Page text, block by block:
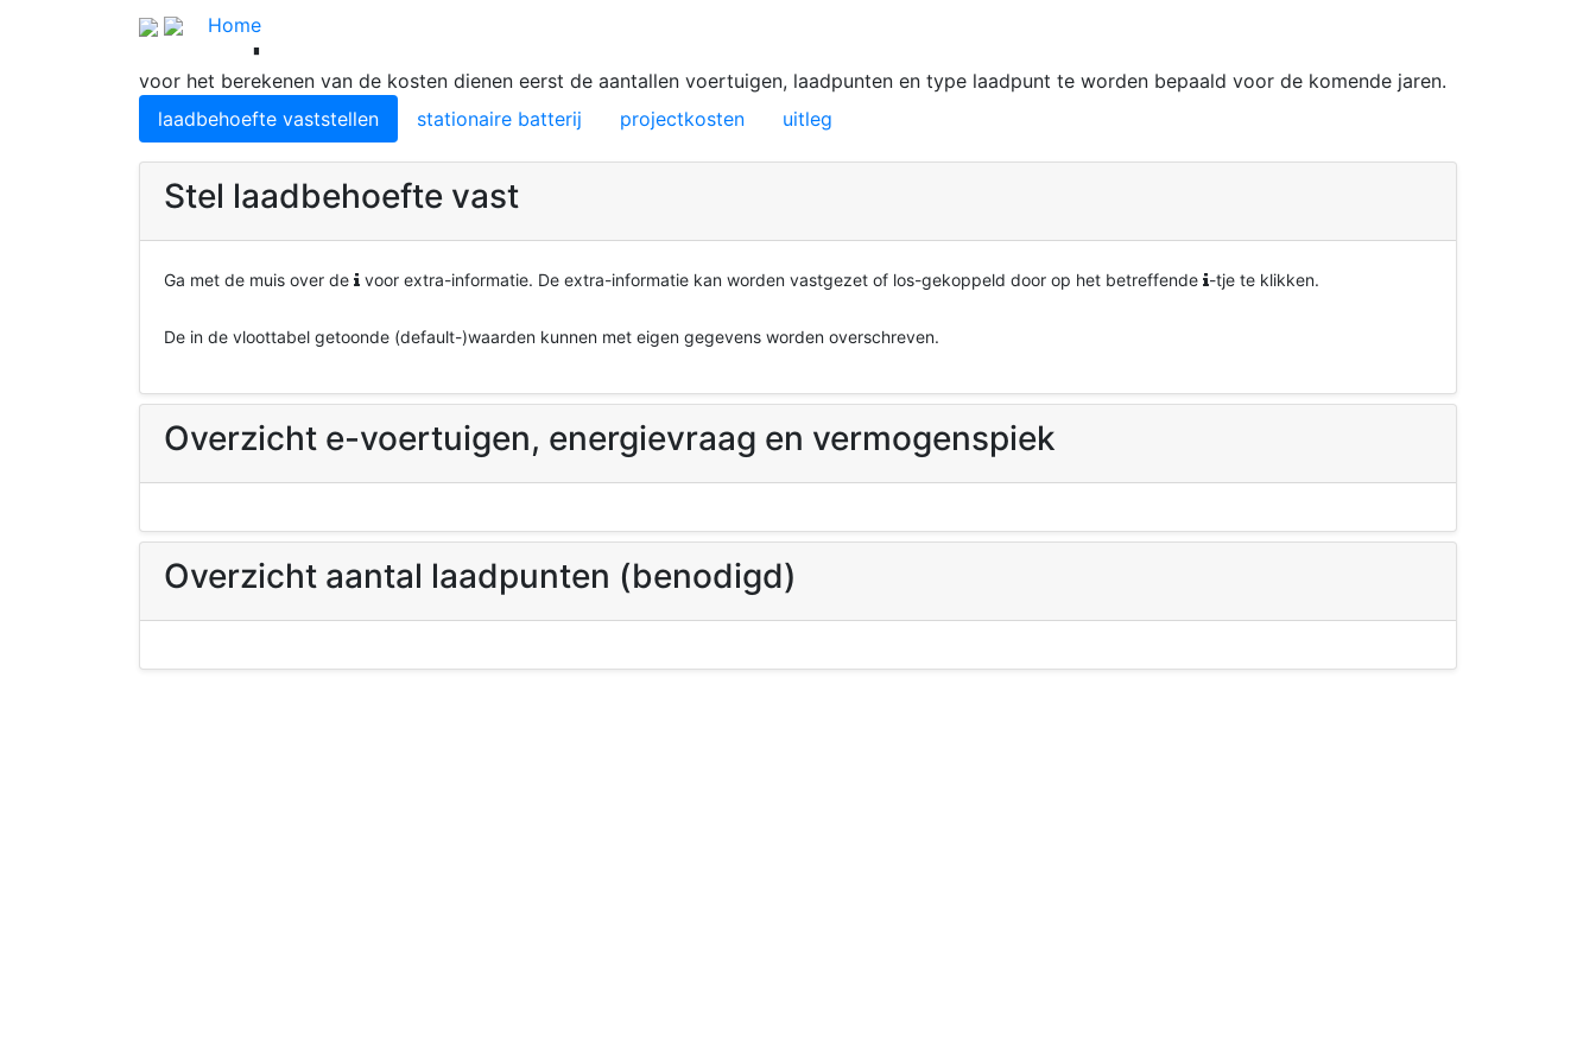
Home
Laadplein kostenmodel
voor het berekenen van de kosten dienen eerst de aantallen voertuigen, laadpunten en type laadpunt te worden bepaald voor de komende jaren.
laadbehoefte vaststellen
stationaire batterij projectkosten uitleg
Stel laadbehoefte vast
Ga met de muis over de voor extra-informatie. De extra-informatie kan worden vastgezet of los-gekoppeld door op het betreffende -tje te klikken.
De in de vloottabel getoonde (default-)waarden kunnen met eigen gegevens worden overschreven.
Overzicht e-voertuigen, energievraag en vermogenspiek
Overzicht aantal laadpunten (benodigd)